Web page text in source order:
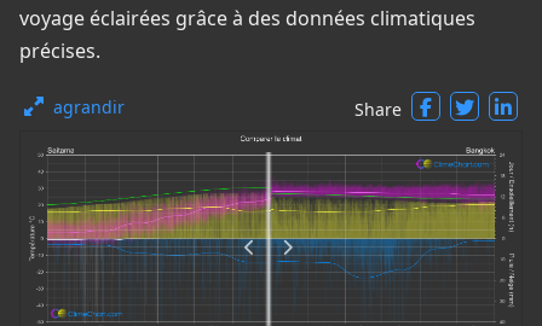
voyage éclairées grâce à des données climatiques
précises.
agrandir Share